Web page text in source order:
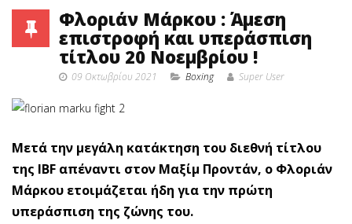
Φλοριάν Μάρκου : Άμεση
επιστροφή και υπεράσπιση
τίτλου 20 Νοεμβρίου !
09 Οκτωβρίου 2021 Boxing Super User
Μετά την μεγάλη κατάκτηση του διεθνή τίτλου
της IBF απέναντι στον Μαξίμ Προντάν, o Φλοριάν
Μάρκου ετοιμάζεται ήδη για την πρώτη
υπεράσπιση της ζώνης του.